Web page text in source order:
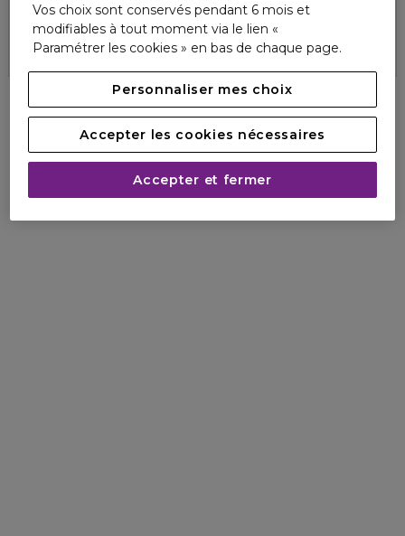
47,46 €
79,10 €
4.8 108
54,54 €
90,90 €
4.5 6
Vos choix sont conservés pendant 6 mois et
modifiables à tout moment via le lien «
Paramétrer les cookies » en bas de chaque page.
Personnaliser mes choix
Accepter les cookies nécessaires
Accepter et fermer